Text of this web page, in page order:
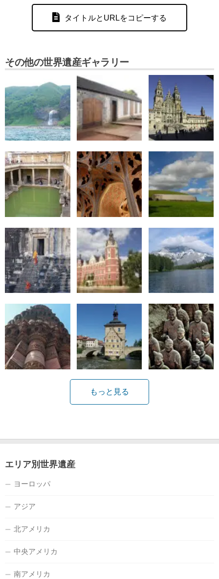
タイトルとURLをコピーする
その他の世界遺産ギャラリー
もっと見る
エリア別世界遺産
ヨーロッパ
アジア
北アメリカ
中央アメリカ
南アメリカ